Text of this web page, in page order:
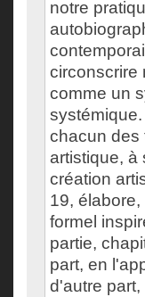
notre
circonscrire
comme un
chacun des
artistique, à
création
19,
formel
partie,
part, en
d'autre